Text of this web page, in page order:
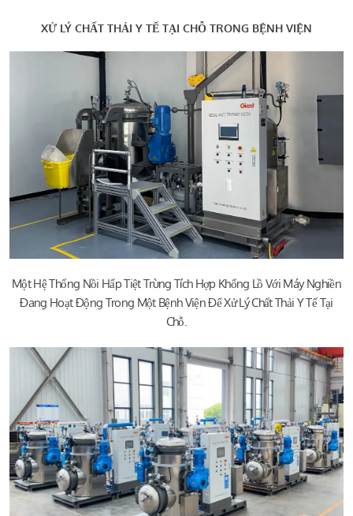
XỬ LÝ CHẤT THẢI Y TẾ TẠI CHỖ TRONG BỆNH VIỆN
Một Hệ Thống Nồi Hấp Tiệt Trùng Tích Hợp Khổng Lồ Với Máy Nghiền
Đang Hoạt Động Trong Một Bệnh Viện Để Xử Lý Chất Thải Y Tế Tại
Chỗ.